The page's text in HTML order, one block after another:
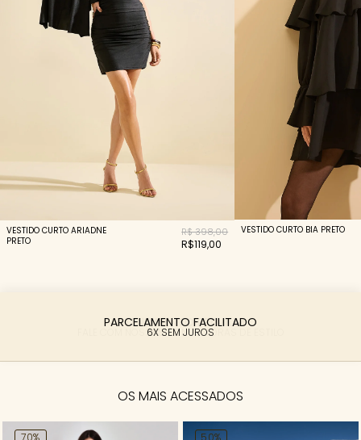
VESTIDO CURTO ARIADNE
PRETO
R$ 398,00
R$119,00
VESTIDO CURTO BIA PRETO
PARCELAMENTO FACILITADO
6X SEM JUROS
OS MAIS ACESSADOS
70% 50%